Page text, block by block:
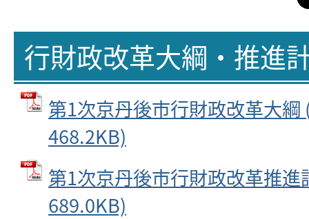
行財政改革大綱・推進
第1次京丹後市行財政改革大綱
468.2KB)
第1次京丹後市行財政改革推進
689.0KB)